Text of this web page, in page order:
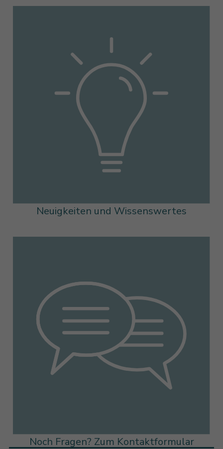
Neuigkeiten und Wissenswertes
Noch Fragen? Zum Kontaktformular